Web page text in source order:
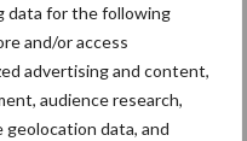
data for the following
and/or access
advertising and content,
audience research,
data, and
definitief
renure